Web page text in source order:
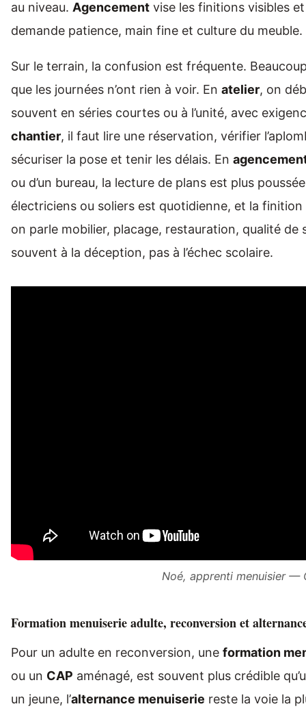
au niveau. Agencement vise les finitions visibles
demande patience, main fine et culture du meuble.
Sur le terrain, la confusion est fréquente.
que les journées n’ont rien à voir. En atelier, on
souvent en séries courtes ou à l’unité, avec
chantier, il faut lire une réservation, vérifier
sécuriser la pose et tenir les délais. En
ou d’un bureau, la lecture de plans est plus
électriciens ou soliers est quotidienne, et la
on parle mobilier, placage, restauration, qualité de
souvent à la déception, pas à l’échec scolaire.
Noé, apprenti menuisier —
Formation menuiserie adulte, reconversion et
Pour un adulte en reconversion, une formation
ou un CAP aménagé, est souvent plus crédible
un jeune, l’alternance menuiserie reste la voie la